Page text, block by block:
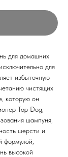
для домашних
для
избыточную
чистящих
которую он
Top Dog,
шампуня,
шерсти и
высокой